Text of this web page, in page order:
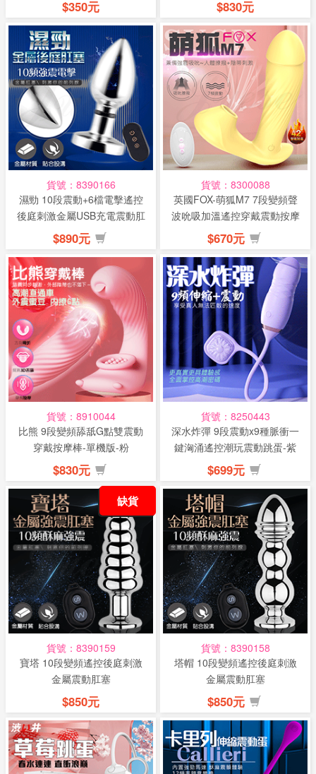
$350元 $830元
貨號：8390166
濕勁 10段震動+6檔電擊遙控
後庭刺激金屬USB充電震動肛
塞...
$890元
貨號：8300088
英國FOX-萌狐M7 7段變頻聲
波吮吸加溫遙控穿戴震動按摩
棒...
$670元
貨號：8910044
比熊 9段變頻舔舐G點雙震動
穿戴按摩棒-單機版-粉
$830元
貨號：8250443
深水炸彈 9段震動x9種脈衝一
鍵洶涌遙控潮玩震動跳蛋-紫
色(...
$699元
貨號：8390159
寶塔 10段變頻遙控後庭刺激
金屬震動肛塞
$850元
缺貨
貨號：8390158
塔帽 10段變頻遙控後庭刺激
金屬震動肛塞
$850元